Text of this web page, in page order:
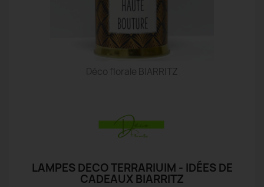
Déco florale BIARRITZ
LAMPES DECO TERRARIUIM - IDÉES DE
CADEAUX BIARRITZ